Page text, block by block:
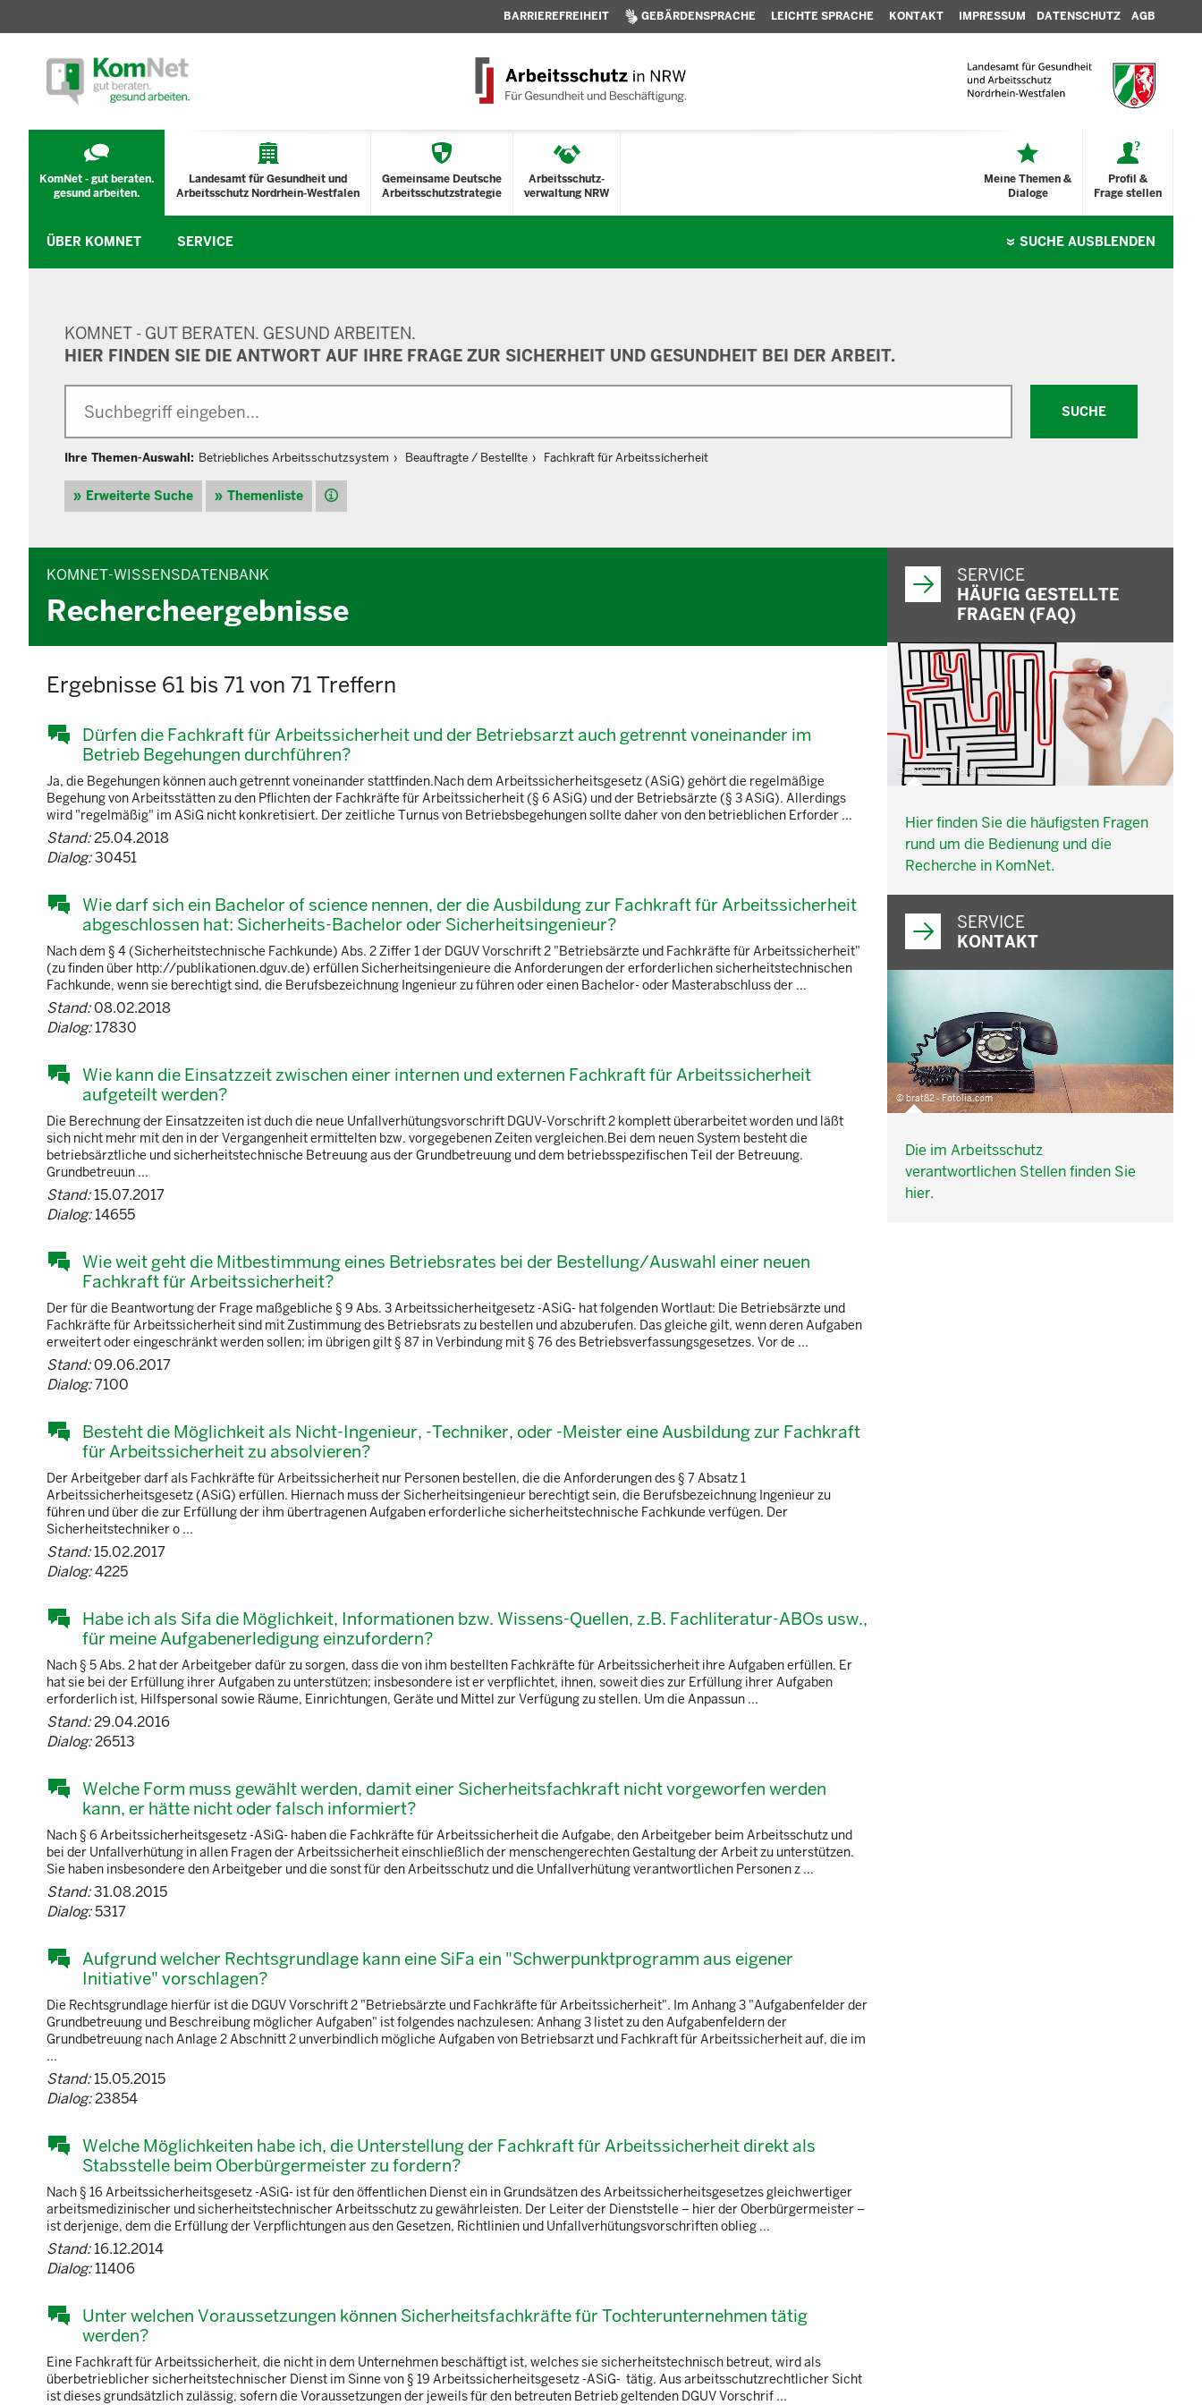
BARRIEREFREIHEIT GEBÄRDENSPRACHE LEICHTE SPRACHE KONTAKT IMPRESSUM DATENSCHUTZ AGB
KomNet - gut beraten.
gesund arbeiten.
Landesamt für Gesundheit und
Arbeitsschutz Nordrhein-Westfalen
Gemeinsame Deutsche
Arbeitsschutzstrategie
Arbeitsschutz-
verwaltung NRW
Profil &
Frage stellen
Meine Themen &
Dialoge
ÜBER KOMNET SERVICE SUCHE AUSBLENDEN
KOMNET - GUT BERATEN. GESUND ARBEITEN.
HIER FINDEN SIE DIE ANTWORT AUF IHRE FRAGE ZUR SICHERHEIT UND GESUNDHEIT BEI DER ARBEIT.
SUCHE
Ihre Themen-Auswahl: Betriebliches Arbeitsschutzsystem Beauftragte / Bestellte Fachkraft für Arbeitssicherheit
Erweiterte Suche Themenliste Hilfe
KOMNET-WISSENSDATENBANK
Rechercheergebnisse
Ergebnisse 61 bis 71 von 71 Treffern
Dürfen die Fachkraft für Arbeitssicherheit und der Betriebsarzt auch getrennt voneinander im
Betrieb Begehungen durchführen?
Ja, die Begehungen können auch getrennt voneinander stattfinden.Nach dem Arbeitssicherheitsgesetz (ASiG) gehört die regelmäßige
Begehung von Arbeitsstätten zu den Pflichten der Fachkräfte für Arbeitssicherheit (§ 6 ASiG) und der Betriebsärzte (§ 3 ASiG). Allerdings
wird "regelmäßig" im ASiG nicht konkretisiert. Der zeitliche Turnus von Betriebsbegehungen sollte daher von den betrieblichen Erforder ...
Stand:25.04.2018
Dialog:30451
Wie darf sich ein Bachelor of science nennen, der die Ausbildung zur Fachkraft für Arbeitssicherheit
abgeschlossen hat: Sicherheits-Bachelor oder Sicherheitsingenieur?
Nach dem § 4 (Sicherheitstechnische Fachkunde) Abs. 2 Ziffer 1 der DGUV Vorschrift 2 "Betriebsärzte und Fachkräfte für Arbeitssicherheit"
(zu finden über http://publikationen.dguv.de) erfüllen Sicherheitsingenieure die Anforderungen der erforderlichen sicherheitstechnischen
Fachkunde, wenn sie berechtigt sind, die Berufsbezeichnung Ingenieur zu führen oder einen Bachelor- oder Masterabschluss der ...
Stand:08.02.2018
Dialog:17830
Wie kann die Einsatzzeit zwischen einer internen und externen Fachkraft für Arbeitssicherheit
aufgeteilt werden?
Die Berechnung der Einsatzzeiten ist duch die neue Unfallverhütungsvorschrift DGUV-Vorschrift 2 komplett überarbeitet worden und läßt
sich nicht mehr mit den in der Vergangenheit ermittelten bzw. vorgegebenen Zeiten vergleichen.Bei dem neuen System besteht die
betriebsärztliche und sicherheitstechnische Betreuung aus der Grundbetreuung und dem betriebsspezifischen Teil der Betreuung.
Grundbetreuun ...
Stand:15.07.2017
Dialog:14655
Wie weit geht die Mitbestimmung eines Betriebsrates bei der Bestellung/Auswahl einer neuen
Fachkraft für Arbeitssicherheit?
Der für die Beantwortung der Frage maßgebliche § 9 Abs. 3 Arbeitssicherheitgesetz -ASiG- hat folgenden Wortlaut: Die Betriebsärzte und
Fachkräfte für Arbeitssicherheit sind mit Zustimmung des Betriebsrats zu bestellen und abzuberufen. Das gleiche gilt, wenn deren Aufgaben
erweitert oder eingeschränkt werden sollen; im übrigen gilt § 87 in Verbindung mit § 76 des Betriebsverfassungsgesetzes. Vor de ...
Stand:09.06.2017
Dialog:7100
Besteht die Möglichkeit als Nicht-Ingenieur, -Techniker, oder -Meister eine Ausbildung zur Fachkraft
für Arbeitssicherheit zu absolvieren?
Der Arbeitgeber darf als Fachkräfte für Arbeitssicherheit nur Personen bestellen, die die Anforderungen des § 7 Absatz 1
Arbeitssicherheitsgesetz (ASiG) erfüllen. Hiernach muss der Sicherheitsingenieur berechtigt sein, die Berufsbezeichnung Ingenieur zu
führen und über die zur Erfüllung der ihm übertragenen Aufgaben erforderliche sicherheitstechnische Fachkunde verfügen. Der
Sicherheitstechniker o ...
Stand:15.02.2017
Dialog:4225
Habe ich als Sifa die Möglichkeit, Informationen bzw. Wissens-Quellen, z.B. Fachliteratur-ABOs usw.,
für meine Aufgabenerledigung einzufordern?
Nach § 5 Abs. 2 hat der Arbeitgeber dafür zu sorgen, dass die von ihm bestellten Fachkräfte für Arbeitssicherheit ihre Aufgaben erfüllen. Er
hat sie bei der Erfüllung ihrer Aufgaben zu unterstützen; insbesondere ist er verpflichtet, ihnen, soweit dies zur Erfüllung ihrer Aufgaben
erforderlich ist, Hilfspersonal sowie Räume, Einrichtungen, Geräte und Mittel zur Verfügung zu stellen. Um die Anpassun ...
Stand:29.04.2016
Dialog:26513
Welche Form muss gewählt werden, damit einer Sicherheitsfachkraft nicht vorgeworfen werden
kann, er hätte nicht oder falsch informiert?
Nach § 6 Arbeitssicherheitsgesetz -ASiG- haben die Fachkräfte für Arbeitssicherheit die Aufgabe, den Arbeitgeber beim Arbeitsschutz und
bei der Unfallverhütung in allen Fragen der Arbeitssicherheit einschließlich der menschengerechten Gestaltung der Arbeit zu unterstützen.
Sie haben insbesondere den Arbeitgeber und die sonst für den Arbeitsschutz und die Unfallverhütung verantwortlichen Personen z ...
Stand:31.08.2015
Dialog:5317
Aufgrund welcher Rechtsgrundlage kann eine SiFa ein "Schwerpunktprogramm aus eigener
Initiative" vorschlagen?
Die Rechtsgrundlage hierfür ist die DGUV Vorschrift 2 "Betriebsärzte und Fachkräfte für Arbeitssicherheit". Im Anhang 3 "Aufgabenfelder der
Grundbetreuung und Beschreibung möglicher Aufgaben" ist folgendes nachzulesen: Anhang 3 listet zu den Aufgabenfeldern der
Grundbetreuung nach Anlage 2 Abschnitt 2 unverbindlich mögliche Aufgaben von Betriebsarzt und Fachkraft für Arbeitssicherheit auf, die im
...
Stand:15.05.2015
Dialog:23854
Welche Möglichkeiten habe ich, die Unterstellung der Fachkraft für Arbeitssicherheit direkt als
Stabsstelle beim Oberbürgermeister zu fordern?
Nach § 16 Arbeitssicherheitsgesetz -ASiG- ist für den öffentlichen Dienst ein in Grundsätzen des Arbeitssicherheitsgesetzes gleichwertiger
arbeitsmedizinischer und sicherheitstechnischer Arbeitsschutz zu gewährleisten. Der Leiter der Dienststelle – hier der Oberbürgermeister –
ist derjenige, dem die Erfüllung der Verpflichtungen aus den Gesetzen, Richtlinien und Unfallverhütungsvorschriften oblieg ...
Stand:16.12.2014
Dialog:11406
Unter welchen Voraussetzungen können Sicherheitsfachkräfte für Tochterunternehmen tätig
werden?
Eine Fachkraft für Arbeitssicherheit, die nicht in dem Unternehmen beschäftigt ist, welches sie sicherheitstechnisch betreut, wird als
überbetrieblicher sicherheitstechnischer Dienst im Sinne von § 19 Arbeitssicherheitsgesetz -ASiG- tätig. Aus arbeitsschutzrechtlicher Sicht
ist dieses grundsätzlich zulässig, sofern die Voraussetzungen der jeweils für den betreuten Betrieb geltenden DGUV Vorschrif ...
SERVICE
HÄUFIG GESTELLTE
FRAGEN (FAQ)
© belekekin - Fotolia.com
Hier finden Sie die häufigsten Fragen
rund um die Bedienung und die
Recherche in KomNet.
SERVICE
KONTAKT
© brat82 - Fotolia.com
Die im Arbeitsschutz
verantwortlichen Stellen finden Sie
hier.